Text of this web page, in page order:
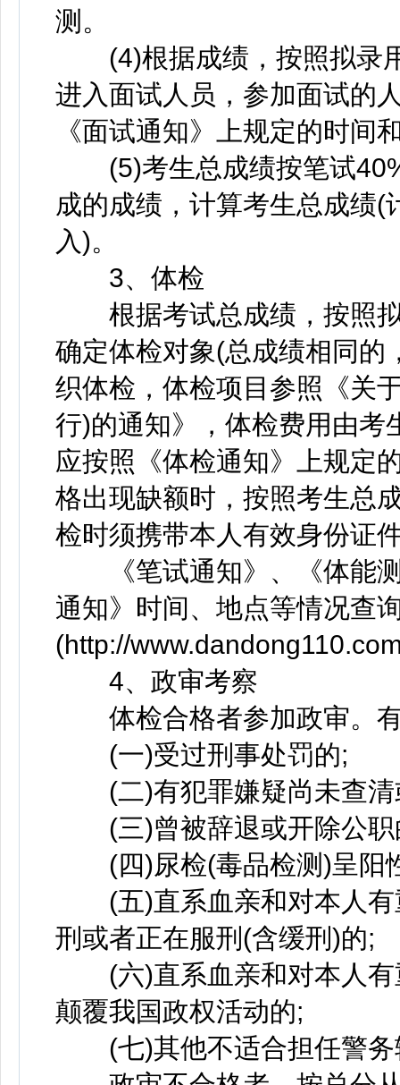
测。
(4)根据成绩，按照拟录
进入面试人员，参加面试的
《面试通知》上规定的时间
(5)考生总成绩按笔试
成的成绩，计算考生总成绩
入)。
3、体检
根据考试总成绩，按照拟
确定体检对象(总成绩相同的
织体检，体检项目参照《关
行)的通知》，体检费用由考
应按照《体检通知》上规定
格出现缺额时，按照考生总
检时须携带本人有效身份证
《笔试通知》、《体能测
通知》时间、地点等情况查
(http://
4、政审考察
体检合格者参加政审。有
(一)受过刑事处罚的;
(二)有犯罪嫌疑尚未查清
(三)曾被辞退或开除公职
(四)尿检(毒品检测)呈阳
(五)直系血亲和对本人有
刑或者正在服刑(含缓刑)的;
(六)直系血亲和对本人有
颠覆我国政权活动的;
(七)其他不适合担任警务